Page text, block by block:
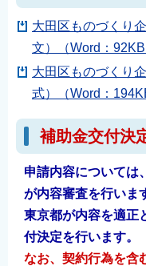
大田区ものづくり
文）（Word：92KB
大田区ものづくり
式）（Word：
補助金交付決
申請内容については
が内容審査を行いま
東京都が内容を適正
付決定を行います。
なお、契約行為を含